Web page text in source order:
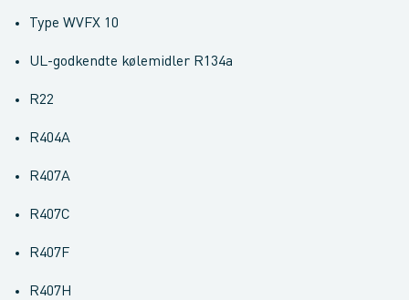
Type WVFX 10
UL-godkendte kølemidler R134a
R22
R404A
R407A
R407C
R407F
R407H